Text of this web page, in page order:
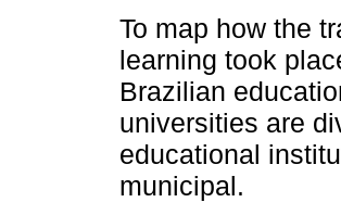
To map how the
learning took
Brazilian
universities are
educational
municipal.